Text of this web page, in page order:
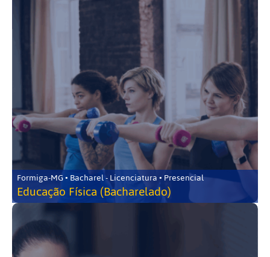
Formiga-MG • Bacharel - Licenciatura • Presencial
Educação Física (Bacharelado)